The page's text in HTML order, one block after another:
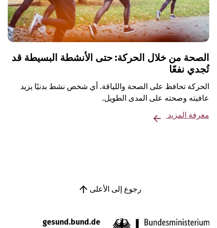
الصحة من خلال الحركة: حتى الأنشطة البسيطة قد
تُجدي نفعًا
الحركة تحافظ على الصحة واللياقة. أي شخص نشط بدنيًا يزيد
عافيته وصحته على المدى الطويل.
معرفة المزيد
رجوع إلى الأعلى
gesund.bund.de